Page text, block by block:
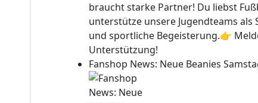
braucht starke Partner! Du liebst
unterstütze unsere Jugendteams
und sportliche Begeisterung.👉
Unterstützung!
Fanshop News: Neue Beanies